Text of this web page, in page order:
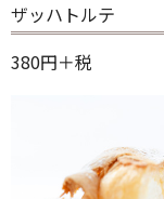
ザッハトルテ
380円＋税